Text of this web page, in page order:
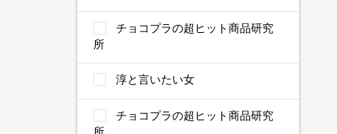
チョコプラの超ヒット商品研究
所
淳と言いたい女
チョコプラの超ヒット商品研究
所